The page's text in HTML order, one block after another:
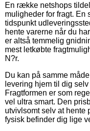
En række netshops
muligheder for fragt.
tidspunkt
hente varerne når du
er altså temmelig
mest letkøbte
N?r.
Du kan på samme
levering hjem til dig
Fragtformen er som
vel ultra smart. Den
utvivlsomt selv at hente
fysisk befinder dig lige